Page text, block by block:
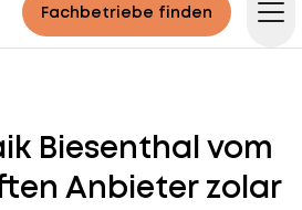
Fachbetriebe finden
Biesenthal vom
Anbieter zolar